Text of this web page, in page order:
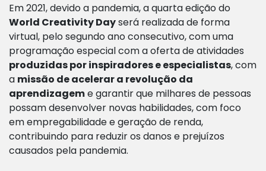
Em 2021, devido a pandemia, a quarta edição do
World Creativity Dayserá realizada de forma
virtual, pelo segundo ano consecutivo, com uma
programação especial com a oferta de atividades
produzidas por inspiradores e especialistas, com
a missão de acelerar a revolução da
aprendizageme garantir que milhares de pessoas
possam desenvolver novas habilidades, com foco
em empregabilidade e geração de renda,
contribuindo para reduzir os danos e prejuízos
causados pela pandemia.